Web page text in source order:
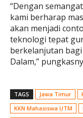
“Dengan
kami berharap
akan menjadi
teknologi tepat
berkelanjutan
Dalam,”
TAGS Jawa Timur
KKN Mahasiswa UTM